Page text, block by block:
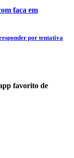
faca em
por tentativa
favorito de